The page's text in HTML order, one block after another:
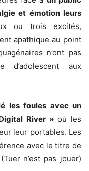
et émotion leurs
ou trois excités,
apathique au point
n’ont pas
d’adolescent aux
les foules avec un
River »où les
leur portables. Les
avec le titre de
n’est pas jouer)